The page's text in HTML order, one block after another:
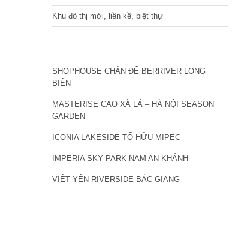
Khu đô thị mới, liền kề, biệt thự
SHOPHOUSE CHÂN ĐẾ BERRIVER LONG
BIÊN
MASTERISE CAO XÀ LÁ – HÀ NỘI SEASON
GARDEN
ICONIA LAKESIDE TỐ HỮU MIPEC
IMPERIA SKY PARK NAM AN KHÁNH
VIỆT YÊN RIVERSIDE BẮC GIANG